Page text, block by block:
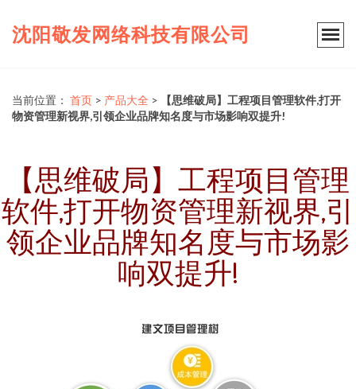
沈阳敬发网络科技有限公司
当前位置： 首页 > 产品大全 >
【思维破局】工程项目管理软件,打开
物资管理新视界,引领企业品牌知名度与市场影响双提升!
【思维破局】工程项目管理
软件,打开物资管理新视界,引
领企业品牌知名度与市场影
响双提升!